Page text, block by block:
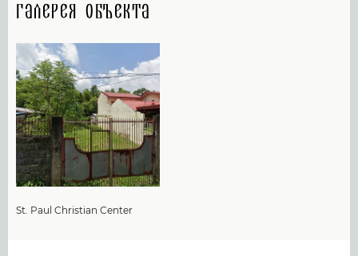
Галерея объекта
St. Paul Christian Center